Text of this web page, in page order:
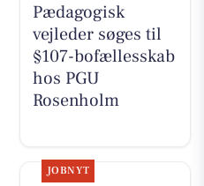
Pædagogisk
vejleder søges til
§107-bofællesskab
hos PGU
Rosenholm
JOBNYT